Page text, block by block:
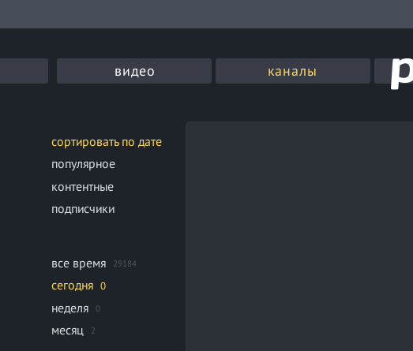
видео каналы
сортировать по дате
популярное
контентные
подписчики
все время 29184
сегодня 0
неделя 0
месяц 2